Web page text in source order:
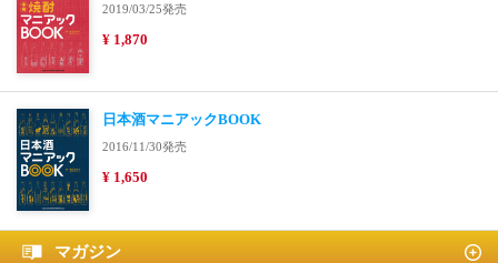
2019/03/25発売
¥ 1,870
日本酒マニアックBOOK
2016/11/30発売
¥ 1,650
マガジン